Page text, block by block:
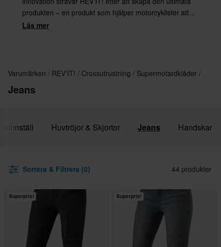
produkten – en produkt som hjälper motorcyklister att
leva ut sin passion, med både säkerhet och stil.
Läs mer
Varumärken REV'IT! Crossutrustning Supermotardkläder
Jeans
Huvtröjor & Skjortor Jeans Handskar
Sortera & Filtrera (0) 44 produkter
Superpris! Superpris!